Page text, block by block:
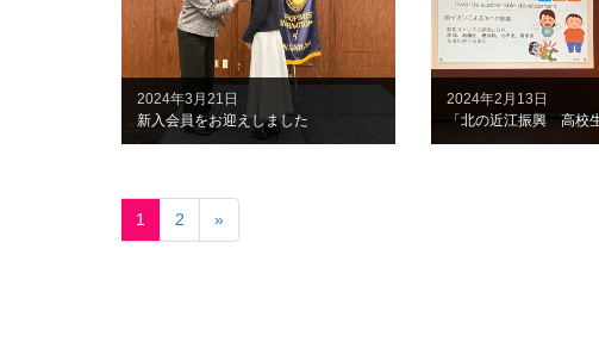
2024年3月21日
新入会員をお迎えしました
2024年2月13日
1 2 »